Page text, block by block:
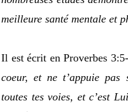
meilleure santé mentale et
Il est écrit en Proverbes
coeur, et ne t’appuie pas
toutes tes voies, et c’est